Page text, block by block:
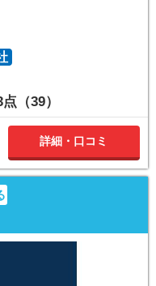
（39）
詳細・口コミ